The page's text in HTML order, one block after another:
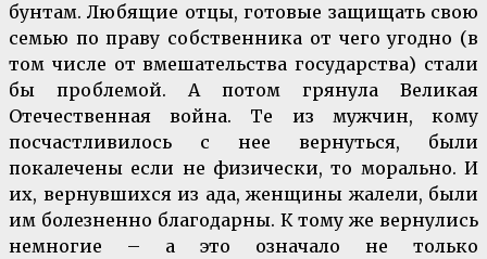
бунтам. Любящие отцы, готовые защищать свою
семью по праву собственника от чего угодно (в
том числе от вмешательства государства) стали
бы проблемой. А потом грянула Великая
Отечественная война. Те из мужчин, кому
посчастливилось с нее вернуться, были
покалечены если не физически, то морально. И
их, вернувшихся из ада, женщины жалели, были
им болезненно благодарны. К тому же вернулись
немногие – а это означало не только